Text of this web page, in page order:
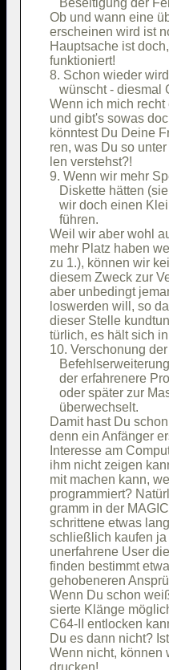
Beseitigung
Ob und wann eine
erscheinen wird ist
Hauptsache ist
8. Schon wieder
wünscht -
Wenn ich mich
und gibt's sowas
könntest Du Deine
ren, was Du so
len
9. Wenn wir mehr
Diskette hätten
wir doch einen
Weil wir aber wohl
mehr Platz haben
zu 1.), können wir
diesem Zweck zur
aber unbedingt
loswerden will, so
dieser Stelle
türlich, es hält sich
10. Verschonung
der erfahrenere
oder später zur
Damit hast Du
denn ein Anfänger
Interesse am
ihm nicht zeigen
mit machen kann,
programmiert?
gramm in der
schrittene etwas
schließlich kaufen
unerfahrene User
finden bestimmt
gehobeneren
Wenn Du schon
sierte Klänge
C64-II entlocken
Du es dann nicht?
Wenn nicht, können